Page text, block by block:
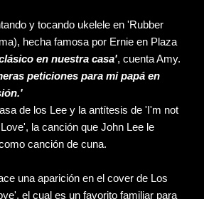
y tocando ukelele en 'Rubber
hecha famosa por Ernie en Plaza
en nuestra casa', cuenta Amy.
peticiones para mi papá en
de los Lee y la antítesis de 'I'm not
la canción que John Lee le
canción de cuna.
una aparición en el cover de Los
el cual es un favorito familiar para